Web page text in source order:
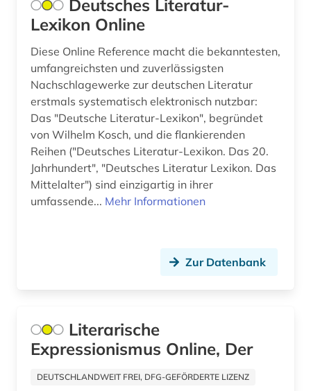
führer (1)
galloromanistik (3)
gaststättengewerbe (4)
gedicht (2)
gender (1)
geographische namen (1)
germanistik (5)
geschichte 1450-1912 (1)
geschichte 1450-1930 (2)
geschichte 1500-1918 (1)
geschichte 1500-1926 (1)
Oesterreich (6)
Osteuropa (1)
Polen (2)
Portugal (1)
Roemisches Reich (1)
Russland, Sowjetunion (4)
Sachsen-Anhalt (1)
Spanien (1)
Deutsches Literatur-
Lexikon Online
Diese Online Reference macht die bekanntesten,
umfangreichsten und zuverlässigsten
Nachschlagewerke zur deutschen Literatur
erstmals systematisch elektronisch nutzbar:
Das "Deutsche Literatur-Lexikon", begründet
von Wilhelm Kosch, und die flankierenden
Reihen ("Deutsches Literatur-Lexikon. Das 20.
Jahrhundert", "Deutsches Literatur Lexikon. Das
Mittelalter") sind einzigartig in ihrer
umfassende... Mehr Informationen
Zur Datenbank
Literarische
Expressionismus Online, Der
DEUTSCHLANDWEIT FREI, DFG-GEFÖRDERTE LIZENZ